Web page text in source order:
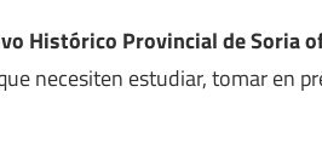
Histórico Provincial de Soria
necesiten estudiar, tomar en